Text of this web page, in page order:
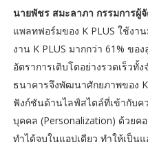
นายพัชร สมะลาภา กรรมการผู้
แพลทฟอร์มของ K PLUS ใช้ง
งาน K PLUS มากกว่า 61% ข
อัตราการเติบโตอย่างรวดเร็ว
ธนาคารจึงพัฒนาศักยภาพของ
ฟังก์ชันด้านไลฟ์สไตล์ที่เข้ากับค
บุคคล (Personalization) ด้วยค
ทำได้จบในแอปเดียว ทำให้เป็น